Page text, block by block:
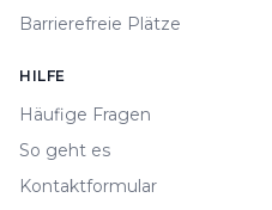
Barrierefreie Plätze
HILFE
Häufige Fragen
So geht es
Kontaktformular